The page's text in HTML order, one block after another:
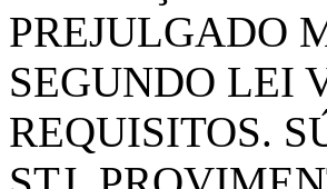
PREJULGADO
SEGUNDO LEI
REQUISITOS.